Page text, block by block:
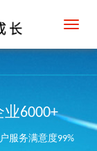
6000+
服务满意度99%